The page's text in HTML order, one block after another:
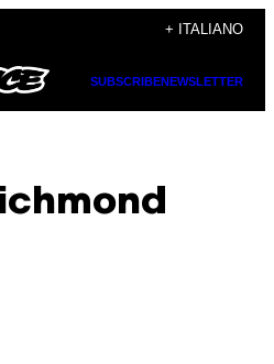
+ ITALIANO
SUBSCRIBENEWSLETTER